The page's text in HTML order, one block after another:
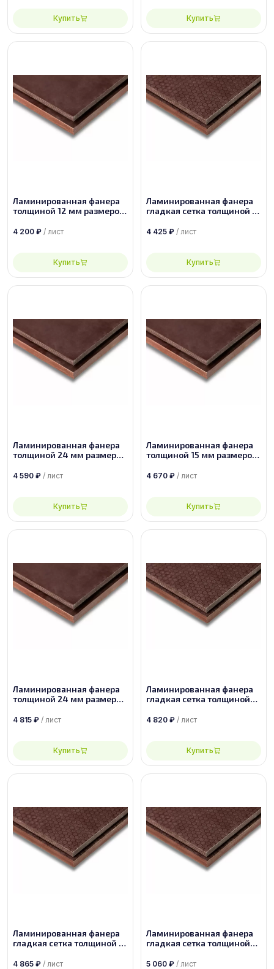
Купить Купить
Ламинированная фанера
толщиной 12 мм размером
4 200 ₽ / лист
Купить
Ламинированная фанера
гладкая сетка толщиной 12
сорт 1/1
4 425 ₽ / лист
Купить
Ламинированная фанера
толщиной 24 мм размером
4 590 ₽ / лист
Купить
Ламинированная фанера
толщиной 15 мм размером
4 670 ₽ / лист
Купить
Ламинированная фанера
толщиной 24 мм размером
4 815 ₽ / лист
Купить
Ламинированная фанера
гладкая сетка толщиной
2440х1220, сорт 1/1
4 820 ₽ / лист
Купить
Ламинированная фанера
гладкая сетка толщиной 15
сорт 1/1
4 865 ₽ / лист
Ламинированная фанера
гладкая сетка толщиной
2500х1250, сорт 1/1
5 060 ₽ / лист